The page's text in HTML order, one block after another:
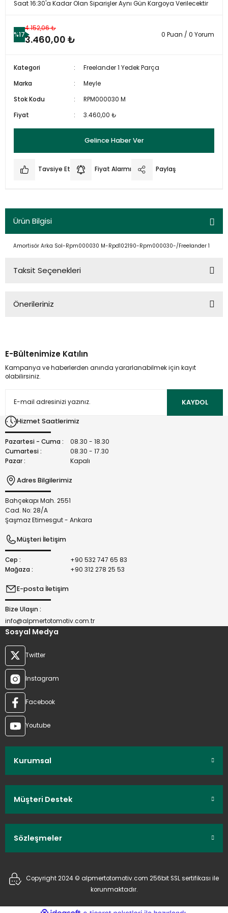
Saat 16:30'a Kadar Olan Siparişler Aynı Gün Kargoya Verilecektir
%17
4.152,06 ₺
3.460,00 ₺ 0 Puan / 0 Yorum
Kategori
Freelander 1 Yedek Parça
Marka
Meyle
Stok Kodu
RPM000030 M
Fiyat
3.460,00 ₺
Gelince Haber Ver
Tavsiye Et Fiyat Alarmı Paylaş
Ürün Bilgisi
Amortisör Arka Sol-Rpm000030 M-Rpd102190-Rpm000030-/Freelander 1
Taksit Seçenekleri
Önerileriniz
kullanarak tarafımıza iletebilirsiniz.
Görüş ve önerileriniz için teşekkür ederiz.
Ürün açıklamasında eksik bilgiler bulunuyor.
Bu ürüne benzer farklı alternatifler olmalı.
E-Bültenimize Katılın
Kampanya ve haberlerden anında yararlanabilmek için kayıt
olabilirsiniz.
KAYDOL
Hizmet Saatlerimiz
Pazartesi - Cuma :
08.30 - 18.30
Cumartesi :
08.30 - 17.30
Pazar :
Kapalı
Adres Bilgilerimiz
Bahçekapı Mah. 2551
Cad. No: 28/A
Şaşmaz Etimesgut - Ankara
Müşteri İletişim
Cep :
+90 532 747 65 83
Mağaza :
+90 312 278 25 53
E-posta İletişim
Bize Ulaşın :
info@alpmertotomotiv.com.tr
Sosyal Medya
Twitter
Instagram
Facebook
Youtube
Kurumsal
Müşteri Destek
Sözleşmeler
Copyright 2024 © alpmertotomotiv.com 256bit SSL sertifikası ile
korunmaktadır.